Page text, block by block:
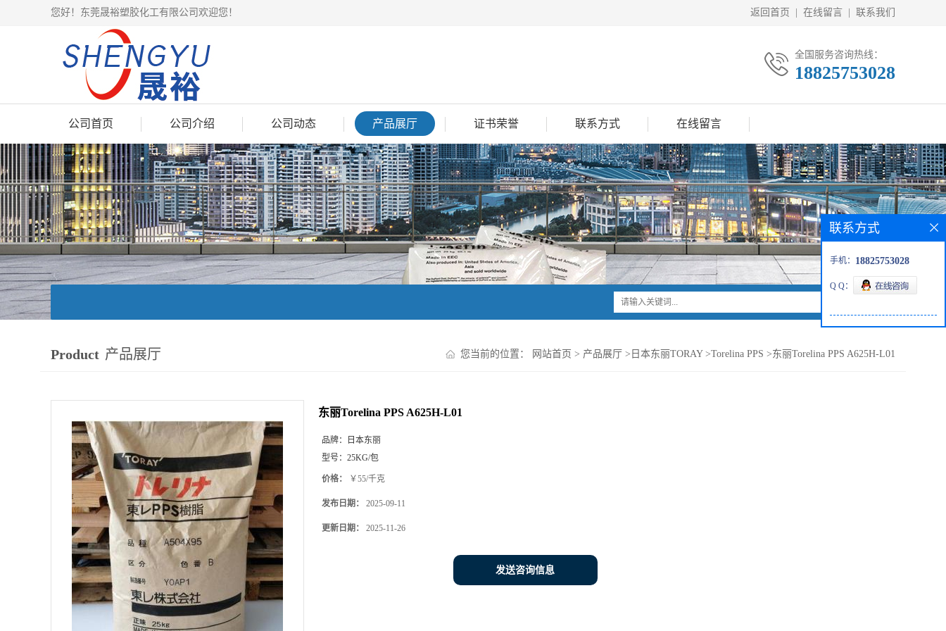
您好！东莞晟裕塑胶化工有限公司欢迎您！ 返回首页 在线留言 联系我们
全国服务咨询热线：
18825753028
公司首页 公司介绍 公司动态 产品展厅 证书荣誉 联系方式 在线留言
Product 产品展厅 您当前的位置： 网站首页 > 产品展厅 > 日本东丽TORAY>Torelina PPS >东丽Torelina PPS A625H-L01
东丽Torelina PPS A625H-L01
品牌：
日本东丽
型号： 25KG/包
价格： ￥55/千克
发布日期： 2025-09-11
更新日期： 2025-11-26
发送咨询信息
联系方式
手机： 18825753028
Q Q：